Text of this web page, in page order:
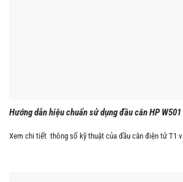
Hướng dẫn hiệu chuẩn sử dụng đầu cân HP W501
Xem chi tiết thông số kỹ thuật của đầu cân điện tử T1